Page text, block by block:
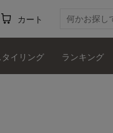
カート
タイリング ランキング